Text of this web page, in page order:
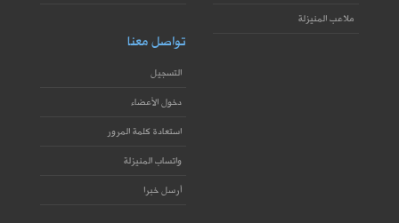
ملاعب المنيزلة
تواصل معنا
التسجيل
دخول الأعضاء
استعادة كلمة المرور
واتساب المنيزلة
أرسل خبرا